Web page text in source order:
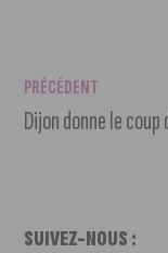
PRÉCÉDENT
SUIVEZ-NOUS :